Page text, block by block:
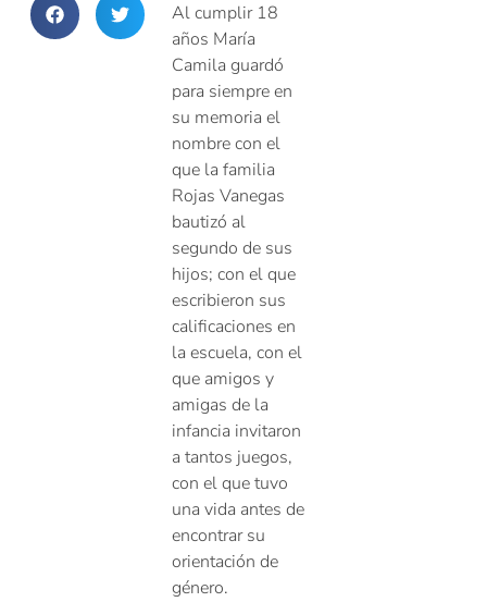
Al cumplir 18
años María
Camila guardó
para siempre en
su memoria el
nombre con el
que la familia
Rojas Vanegas
bautizó al
segundo de sus
hijos; con el que
escribieron sus
calificaciones en
la escuela, con el
que amigos y
amigas de la
infancia invitaron
a tantos juegos,
con el que tuvo
una vida antes de
encontrar su
orientación de
género.